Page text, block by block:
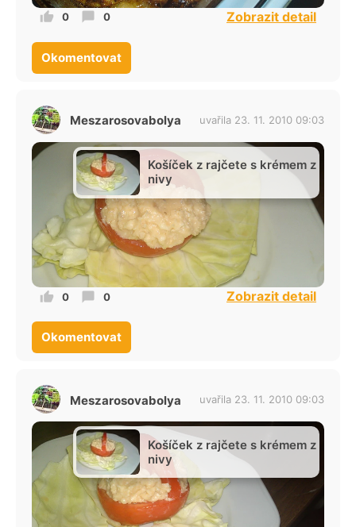
0 0 Zobrazit detail
Okomentovat
Meszarosovabolya uvařila 23. 11. 2010 09:03
Košíček z rajčete s krémem z
nivy
0 0 Zobrazit detail
Okomentovat
Meszarosovabolya uvařila 23. 11. 2010 09:03
Košíček z rajčete s krémem z
nivy